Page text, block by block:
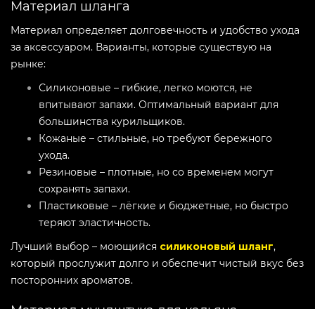
Материал шланга
Материал определяет долговечность и удобство ухода
за аксессуаром. Варианты, которые существую на
рынке:
Силиконовые – гибкие, легко моются, не
впитывают запахи. Оптимальный вариант для
большинства курильщиков.
Кожаные – стильные, но требуют бережного
ухода.
Резиновые – плотные, но со временем могут
сохранять запахи.
Пластиковые – лёгкие и бюджетные, но быстро
теряют эластичность.
Лучший выбор – моющийся силиконовый шланг,
который прослужит долго и обеспечит чистый вкус без
посторонних ароматов.